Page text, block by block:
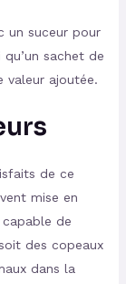
un suceur pour
sachet de
valeur ajoutée.
de ce
mise en
de
des copeaux
dans la